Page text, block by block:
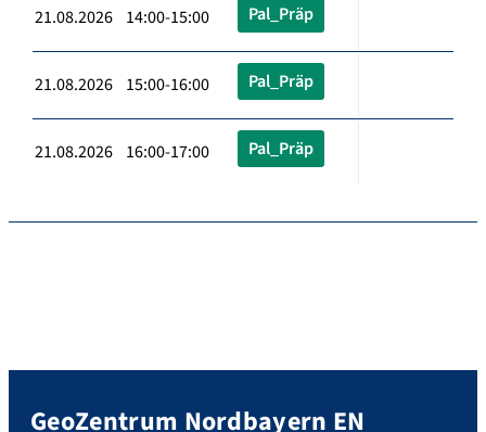
21.08.2026 14:00-15:00 Pal_Präp
21.08.2026 15:00-16:00 Pal_Präp
21.08.2026 16:00-17:00 Pal_Präp
GeoZentrum Nordbayern EN